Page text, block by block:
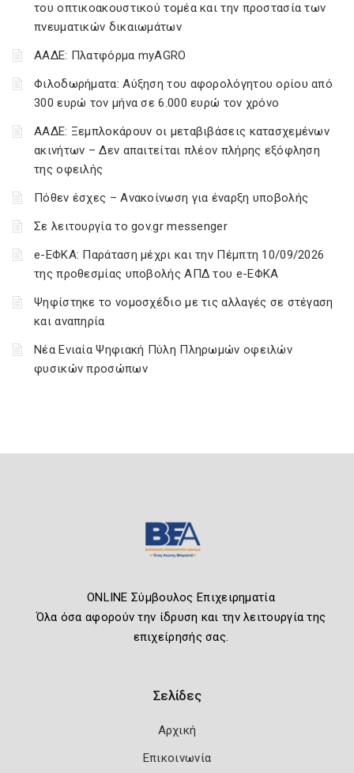
του οπτικοακουστικού τομέα και την προστασία των
πνευματικών δικαιωμάτων
ΑΑΔΕ: Πλατφόρμα myAGRO
Φιλοδωρήματα: Αύξηση του αφορολόγητου ορίου από
300 ευρώ τον μήνα σε 6.000 ευρώ τον χρόνο
ΑΑΔΕ: Ξεμπλοκάρουν οι μεταβιβάσεις κατασχεμένων
ακινήτων – Δεν απαιτείται πλέον πλήρης εξόφληση
της οφειλής
Πόθεν έσχες – Ανακοίνωση για έναρξη υποβολής
Σε λειτουργία το gov.gr messenger
e-ΕΦΚΑ: Παράταση μέχρι και την Πέμπτη 10/09/2026
της προθεσμίας υποβολής ΑΠΔ του e-ΕΦΚΑ
Ψηφίστηκε το νομοσχέδιο με τις αλλαγές σε στέγαση
και αναπηρία
Νέα Ενιαία Ψηφιακή Πύλη Πληρωμών οφειλών
φυσικών προσώπων
ONLINE Σύμβουλος Επιχειρηματία
Όλα όσα αφορούν την ίδρυση και την λειτουργία της
επιχείρησής σας.
Σελίδες
Αρχική
Επικοινωνία